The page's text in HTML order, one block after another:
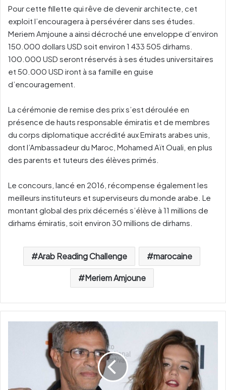
Pour cette fillette qui rêve de devenir architecte, cet
exploit l’encouragera à persévérer dans ses études.
Meriem Amjoune a ainsi décroché une enveloppe d’environ
150.000 dollars USD soit environ 1 433 505 dirhams.
100.000 USD seront réservés à ses études universitaires
et 50.000 USD iront à sa famille en guise
d’encouragement.
La cérémonie de remise des prix s’est déroulée en
présence de hauts responsable émiratis et de membres
du corps diplomatique accrédité aux Emirats arabes unis,
dont l’Ambassadeur du Maroc, Mohamed Aït Ouali, en plus
des parents et tuteurs des élèves primés.
Le concours, lancé en 2016, récompense également les
meilleurs instituteurs et superviseurs du monde arabe. Le
montant global des prix décernés s’élève à 11 millions de
dirhams émiratis, soit environ 30 millions de dirhams.
Arab Reading Challenge marocaine
Meriem Amjoune